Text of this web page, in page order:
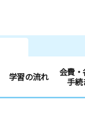
学習の流れ
会費
手続